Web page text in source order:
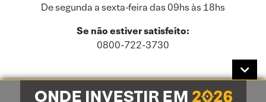
De segunda a sexta-feira das 09hs às 18hs
Se não estiver satisfeito:
0800-722-3730
Este site usa cookies e dados pessoais de acordo com a nossaPolítica de
Cookies
e a nossaPolítica de Privacidade.